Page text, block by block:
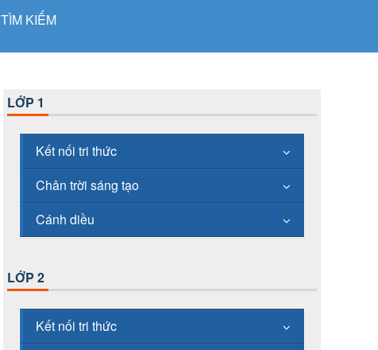
TÌM KIẾM
LỚP 1
Kết nối tri thức
Chân trời sáng tạo
Cánh diều
LỚP 2
Kết nối tri thức